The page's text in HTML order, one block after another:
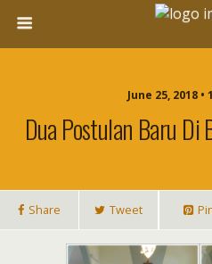
June 25, 2018
Dua Postulan Baru
Share Tweet